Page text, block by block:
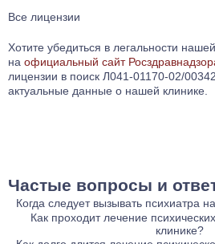
Все лицензии
Хотите убедиться в легальности
на официальный сайт
лицензии в поиск Л041-01170-02/
актуальные данные о нашей клинике.
Частые вопросы и
Когда следует вызывать психиатра
Вызов психиатра на дом необходим,
в состоянии психозов, депрессии,
Как проходит лечение
клинике?